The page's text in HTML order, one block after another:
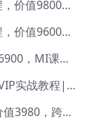
新版米课.颜Sir AI课 全系列实战教程，价值9800，跨境首选！【Ag-0052】
米课.颜Sir 三天两夜 学SEO系列教程，价值9600元，跨境人都在学 【Ag-0056】
米课.颜Sir三天两夜学会建站，价值6900，MI课甄选课程 【Ag-0055】
2026同款孙谦.谷歌优化师部落内部VIP实战教程|价值4999元全网独家解码（官方报名版本）【@034】
米课毅冰领英开发实战系列教程，价值3980，跨境必选【Ag-0049】